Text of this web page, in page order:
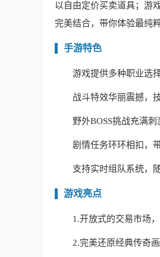
以自由定价买卖道具；游
完美结合，带你体验最纯
手游特色
游戏提供多种职业选
战斗特效华丽震撼，
野外BOSS挑战充满
剧情任务环环相扣，
支持实时组队系统，
游戏亮点
1.开放式的交易市场
2.完美还原经典传奇